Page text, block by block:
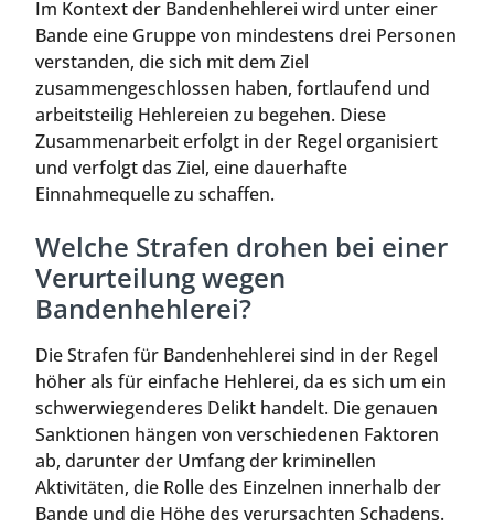
Im Kontext der Bandenhehlerei wird unter einer
Bande eine Gruppe von mindestens drei Personen
verstanden, die sich mit dem Ziel
zusammengeschlossen haben, fortlaufend und
arbeitsteilig Hehlereien zu begehen. Diese
Zusammenarbeit erfolgt in der Regel organisiert
und verfolgt das Ziel, eine dauerhafte
Einnahmequelle zu schaffen.
Welche Strafen drohen bei einer
Verurteilung wegen
Bandenhehlerei?
Die Strafen für Bandenhehlerei sind in der Regel
höher als für einfache Hehlerei, da es sich um ein
schwerwiegenderes Delikt handelt. Die genauen
Sanktionen hängen von verschiedenen Faktoren
ab, darunter der Umfang der kriminellen
Aktivitäten, die Rolle des Einzelnen innerhalb der
Bande und die Höhe des verursachten Schadens.